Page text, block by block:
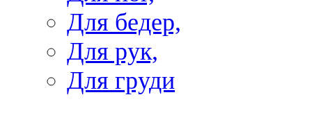
Для бедер,
Для рук,
Для груди